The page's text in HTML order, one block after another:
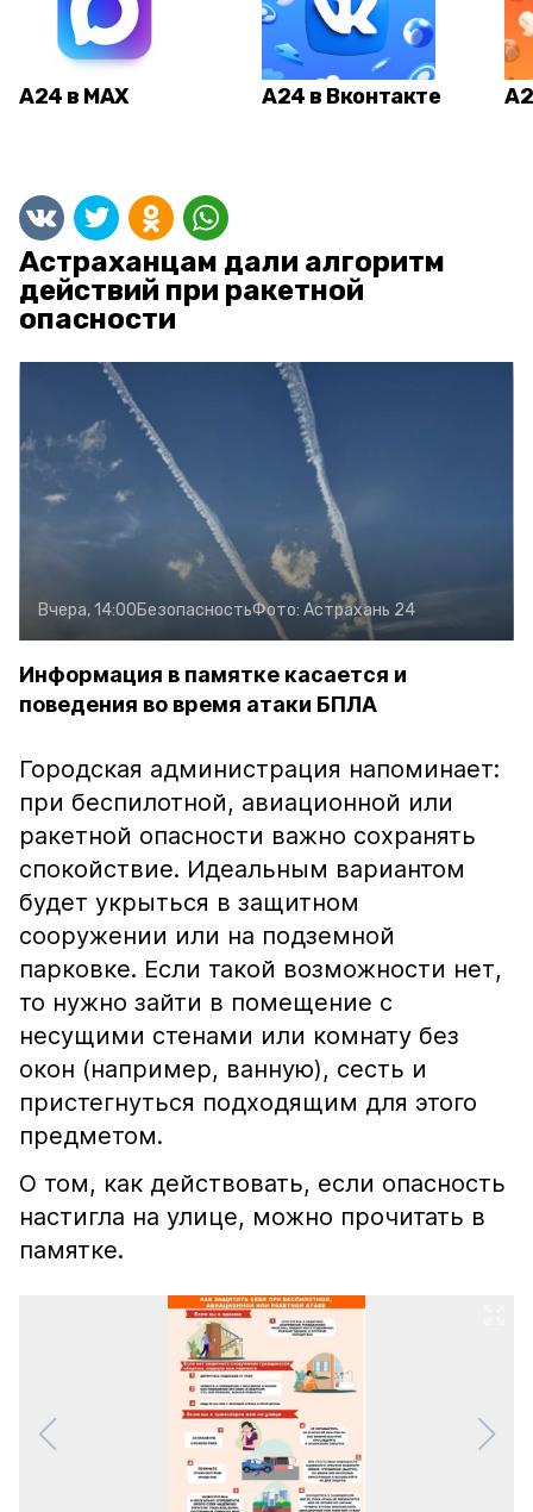
А24 в MAX А24 в Вконтакте
Астраханцам дали алгоритм
действий при ракетной
опасности
Вчера, 14:00БезопасностьФото: Астрахань 24
Информация в памятке касается и
поведения во время атаки БПЛА
Городская администрация напоминает:
при беспилотной, авиационной или
ракетной опасности важно сохранять
спокойствие. Идеальным вариантом
будет укрыться в защитном
сооружении или на подземной
парковке. Если такой возможности нет,
то нужно зайти в помещение с
несущими стенами или комнату без
окон (например, ванную), сесть и
пристегнуться подходящим для этого
предметом.
О том, как действовать, если опасность
настигла на улице, можно прочитать в
памятке.